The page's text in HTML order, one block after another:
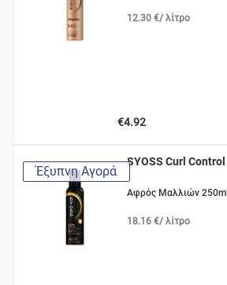
12.30 €/ λίτρο
€4.92
Έξυπνη Αγορά
SYOSS Curl Control
Αφρός Μαλλιών 250ml
18.16 €/ λίτρο